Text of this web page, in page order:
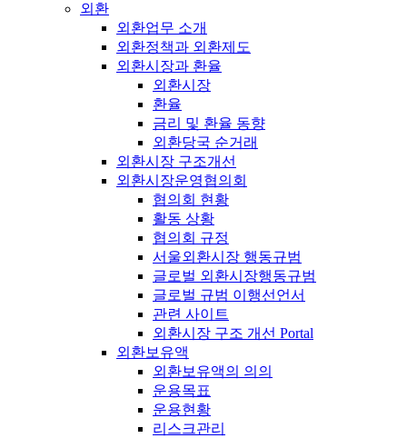
외환
외환업무 소개
외환정책과 외환제도
외환시장과 환율
외환시장
환율
금리 및 환율 동향
외환당국 순거래
외환시장 구조개선
외환시장운영협의회
협의회 현황
활동 상황
협의회 규정
서울외환시장 행동규범
글로벌 외환시장행동규범
글로벌 규범 이행선언서
관련 사이트
외환시장 구조 개선 Portal
외환보유액
외환보유액의 의의
운용목표
운용현황
리스크관리